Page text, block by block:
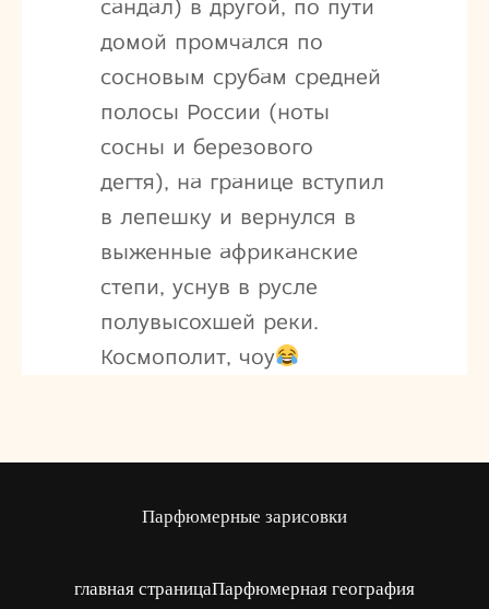
сандал) в другой, по пути
домой промчался по
сосновым срубам средней
полосы России (ноты
сосны и березового
дегтя), на границе вступил
в лепешку и вернулся в
выженные африканские
степи, уснув в русле
полувысохшей реки.
Космополит, чоу
Парфюмерные зарисовки
главная страницаПарфюмерная география